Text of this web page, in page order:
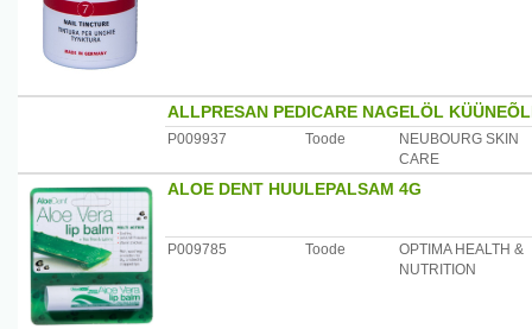
Dermatoloogiliselt testitud.
Soovitatav diabeetikutele.
Kasutamine: raputage enne kasutamist pudelit.
ja vajadusel varbavahedesse 1-2 korda päevas. Laske
Hoiatused:Ainult väliseks kasutamiseks. Hoida lastele
põletada ega katki teha. Mitte pihustada avatud
süttivatest materjalidest.Mitte suitsetada samaaegselt.
ALLPRESAN PEDICARE NAGELÖL
P009937 Toode
NEUBOURG SKIN
CARE
ALOE DENT HUULEPALSAM 4G
P009785 Toode
OPTIMA HEALTH &
NUTRITION